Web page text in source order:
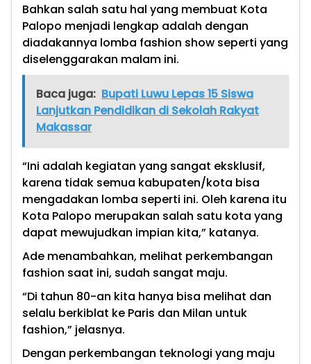
Bahkan salah satu hal yang membuat Kota
Palopo menjadi lengkap adalah dengan
diadakannya lomba fashion show seperti yang
diselenggarakan malam ini.
Baca juga: Bupati Luwu Lepas 15 Siswa
Lanjutkan Pendidikan di Sekolah Rakyat
Makassar
“Ini adalah kegiatan yang sangat eksklusif,
karena tidak semua kabupaten/kota bisa
mengadakan lomba seperti ini. Oleh karena itu
Kota Palopo merupakan salah satu kota yang
dapat mewujudkan impian kita,” katanya.
Ade menambahkan, melihat perkembangan
fashion saat ini, sudah sangat maju.
“Di tahun 80-an kita hanya bisa melihat dan
selalu berkiblat ke Paris dan Milan untuk
fashion,” jelasnya.
Dengan perkembangan teknologi yang maju